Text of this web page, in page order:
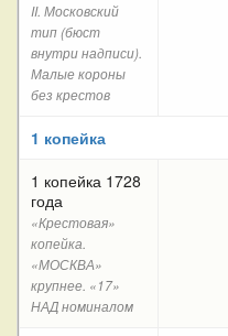
II. Московский
тип (бюст
внутри надписи).
Малые короны
без крестов
1 копейка
1 копейка 1728
года
«Крестовая»
копейка.
«МОСКВА»
крупнее. «17»
НАД номиналом